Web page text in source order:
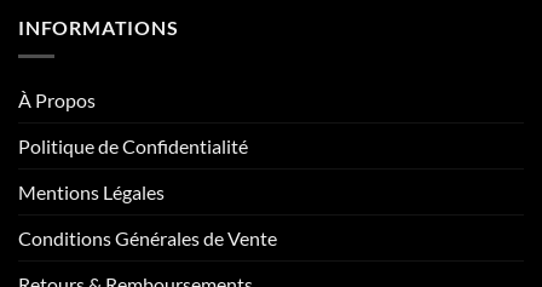
INFORMATIONS
À Propos
Politique de Confidentialité
Mentions Légales
Conditions Générales de Vente